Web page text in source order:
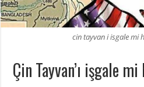
cin tayvan i isgale mi
Çin Tayvan’ı işgale